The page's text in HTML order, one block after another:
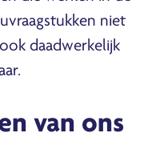
niet
daadwerkelijk
van ons